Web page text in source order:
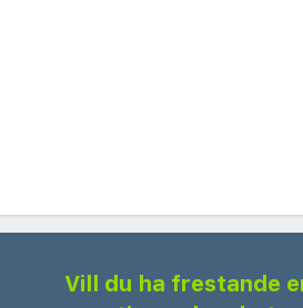
du vill koppla av vid havet,
omgivningen, erbjuder detta
Vill du ha frestande